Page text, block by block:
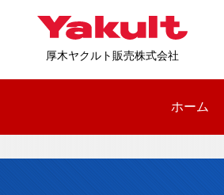
厚木ヤクルト販売株式会社
ホーム